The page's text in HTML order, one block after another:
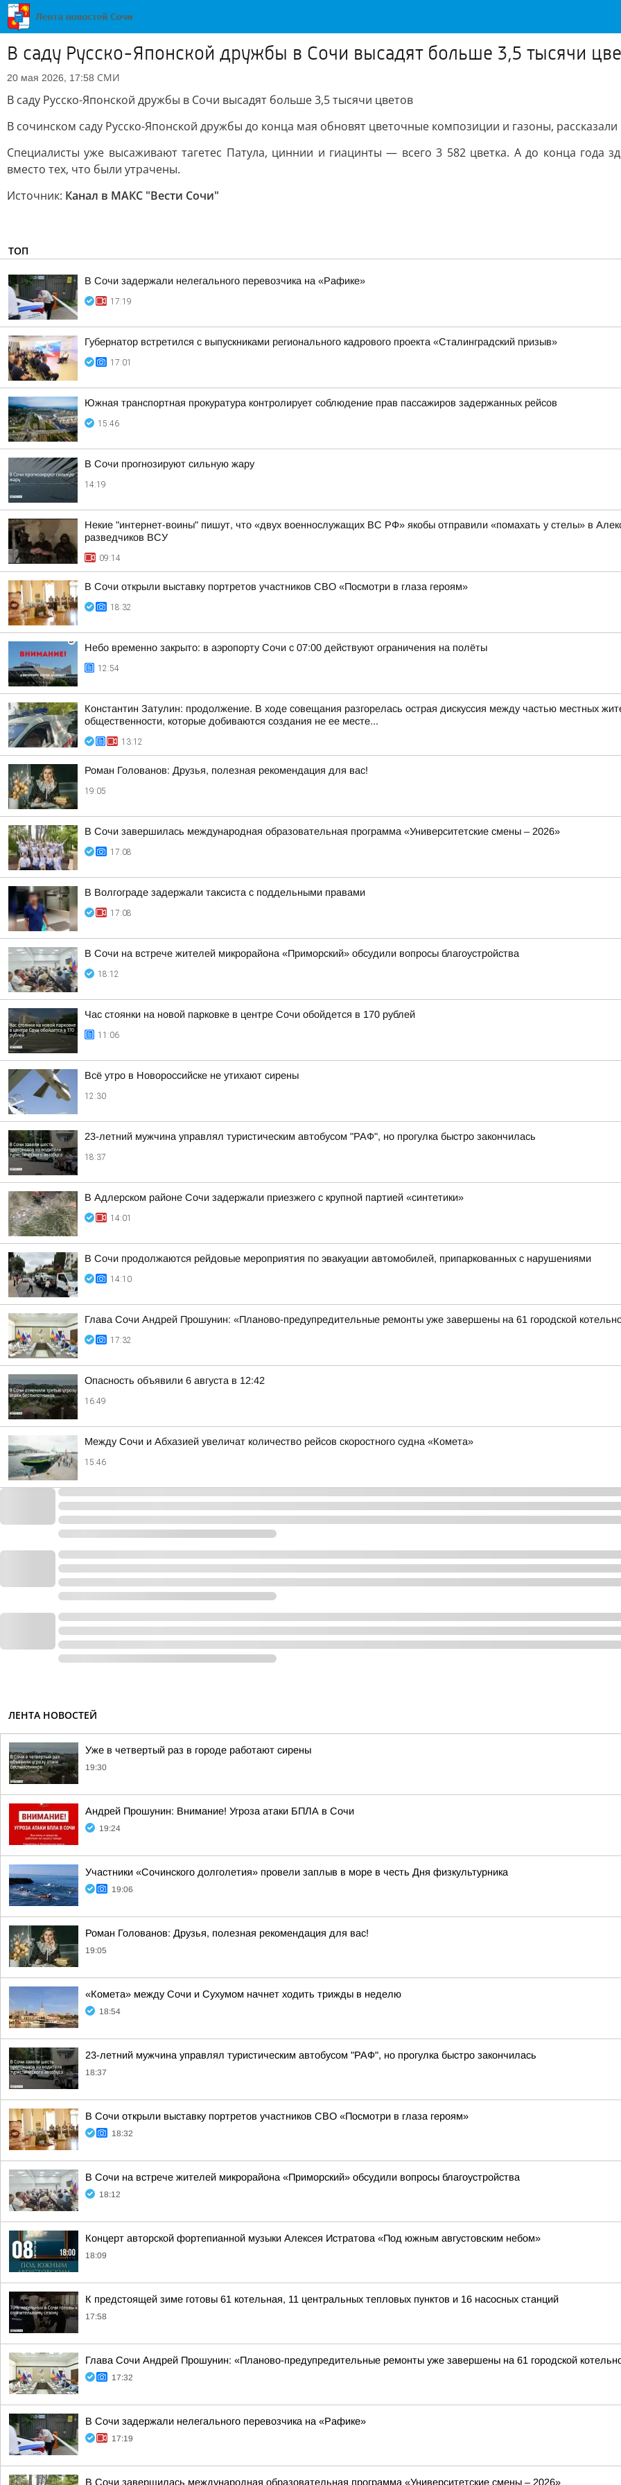
В саду Русско-Японской дружбы в Сочи высадят больше 3,5 тысячи
20 мая 2026, 17:58 СМИ
В саду Русско-Японской дружбы в Сочи высадят больше 3,5 тысячи цветов
В сочинском саду Русско-Японской дружбы до конца мая обновят цветочные композиции и газоны,
Специалисты уже высаживают тагетес Патула, циннии и гиацинты — всего 3 582 цветка. А до конца года
вместо тех, что были утрачены.
Источник: Канал в МАКС "Вести Сочи"
ТОП
В Сочи задержали нелегального перевозчика на «Рафике»
17:19
Губернатор встретился с выпускниками регионального кадрового проекта «Сталинградский призыв»
17:01
Южная транспортная прокуратура контролирует соблюдение прав пассажиров задержанных рейсов
15:46
В Сочи прогнозируют сильную жару
14:19
Некие "интернет-воины" пишут, что «двух военнослужащих ВС РФ» якобы отправили «помахать у стелы» в
разведчиков ВСУ
09:14
В Сочи открыли выставку портретов участников СВО «Посмотри в глаза героям»
18:32
Небо временно закрыто: в аэропорту Сочи с 07:00 действуют ограничения на полёты
12:54
Константин Затулин: продолжение. В ходе совещания разгорелась острая дискуссия между частью местных
общественности, которые добиваются создания не ее месте...
13:12
Роман Голованов: Друзья, полезная рекомендация для вас!
19:05
В Сочи завершилась международная образовательная программа «Университетские смены – 2026»
17:08
В Волгограде задержали таксиста с поддельными правами
17:08
В Сочи на встрече жителей микрорайона «Приморский» обсудили вопросы благоустройства
18:12
Час стоянки на новой парковке в центре Сочи обойдется в 170 рублей
11:06
Всё утро в Новороссийске не утихают сирены
12:30
23-летний мужчина управлял туристическим автобусом "РАФ", но прогулка быстро закончилась
18:37
В Адлерском районе Сочи задержали приезжего с крупной партией «синтетики»
14:01
В Сочи продолжаются рейдовые мероприятия по эвакуации автомобилей, припаркованных с нарушениями
14:10
Глава Сочи Андрей Прошунин: «Планово-предупредительные ремонты уже завершены на 61 городской
17:32
Опасность объявили 6 августа в 12:42
16:49
Между Сочи и Абхазией увеличат количество рейсов скоростного судна «Комета»
15:46
ЛЕНТА НОВОСТЕЙ
Уже в четвертый раз в городе работают сирены
19:30
Андрей Прошунин: Внимание! Угроза атаки БПЛА в Сочи
19:24
Участники «Сочинского долголетия» провели заплыв в море в честь Дня физкультурника
19:06
Роман Голованов: Друзья, полезная рекомендация для вас!
19:05
«Комета» между Сочи и Сухумом начнет ходить трижды в неделю
18:54
23-летний мужчина управлял туристическим автобусом "РАФ", но прогулка быстро закончилась
18:37
В Сочи открыли выставку портретов участников СВО «Посмотри в глаза героям»
18:32
В Сочи на встрече жителей микрорайона «Приморский» обсудили вопросы благоустройства
18:12
Концерт авторской фортепианной музыки Алексея Истратова «Под южным августовским небом»
18:09
К предстоящей зиме готовы 61 котельная, 11 центральных тепловых пунктов и 16 насосных станций
17:58
Глава Сочи Андрей Прошунин: «Планово-предупредительные ремонты уже завершены на 61 городской
17:32
В Сочи задержали нелегального перевозчика на «Рафике»
17:19
В Сочи завершилась международная образовательная программа «Университетские смены – 2026»